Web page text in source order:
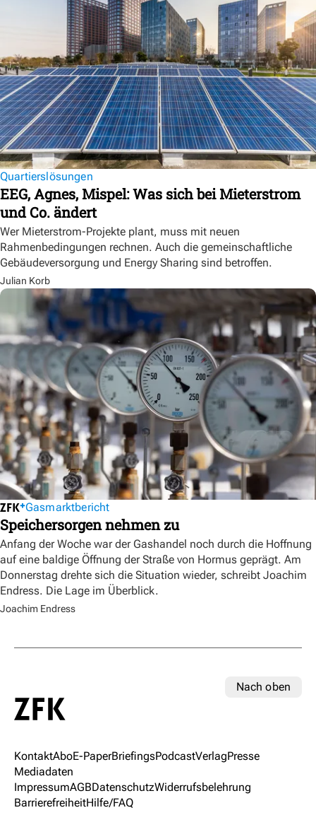
Quartierslösungen
EEG, Agnes, Mispel: Was sich bei Mieterstrom
und Co. ändert
Wer Mieterstrom-Projekte plant, muss mit neuen
Rahmenbedingungen rechnen. Auch die gemeinschaftliche
Gebäudeversorgung und Energy Sharing sind betroffen.
Julian Korb
Gasmarktbericht
Speichersorgen nehmen zu
Anfang der Woche war der Gashandel noch durch die Hoffnung
auf eine baldige Öffnung der Straße von Hormus geprägt. Am
Donnerstag drehte sich die Situation wieder, schreibt Joachim
Endress. Die Lage im Überblick.
Joachim Endress
Nach oben
KontaktAboE-PaperBriefingsPodcastVerlagPresse
Mediadaten
ImpressumAGBDatenschutzWiderrufsbelehrung
BarrierefreiheitHilfe/FAQ